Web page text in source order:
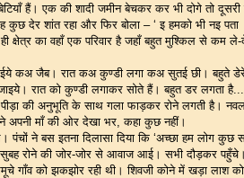
हैं। एक की शादी जमीन बेचकर कर भी दोगे तो दूसरी
कुछ देर शांत रहा और फिर बोला – ‘ इ हमको भी नइ पता
क्षेत्र का वहाँ एक परिवार है जहाँ बहुत मुश्किल से कम
कईये कअ जैब। रात कअ कुण्डी लगा कअ सुतई छी। बहुते
रात को कुण्डी लगाकर सोते हैं। बहुत डर लगता है...
की अनुभूति के साथ गला फाड़कर रोने लगती है।
अपनी माँ की ओर देखा भर, कहा कुछ नहीं।
ने बस इतना दिलासा दिया कि ‘अच्छा हम लोग कुछ
सुबह रोने की जोर-जोर से आवाज आई। सभी दौड़कर पहुँचे।
गाँव को झकझोर रही थी। शिवजी कोने में खड़ा लाश को